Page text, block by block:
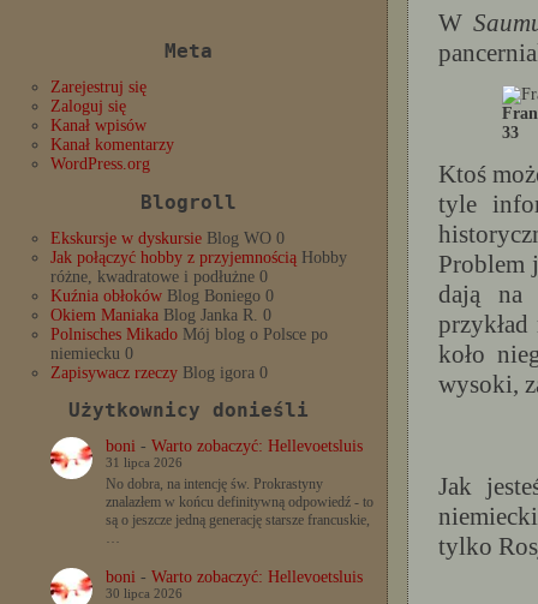
Meta
Zarejestruj się
Zaloguj się
Kanał wpisów
Kanał komentarzy
WordPress.org
Blogroll
Ekskursje w dyskursie Blog WO 0
Jak połączyć hobby z przyjemnością Hobby
różne, kwadratowe i podłużne 0
Kuźnia obłoków Blog Boniego 0
Okiem Maniaka Blog Janka R. 0
Polnisches Mikado Mój blog o Polsce po
niemiecku 0
Zapisywacz rzeczy Blog igora 0
Użytkownicy donieśli
boni- Warto zobaczyć: Hellevoetsluis
31 lipca 2026
No dobra, na intencję św. Prokrastyny
znalazłem w końcu definitywną odpowiedź - to
są o jeszcze jedną generację starsze francuskie,
…
boni- Warto zobaczyć: Hellevoetsluis
30 lipca 2026
W
33
Ktoś
tyle
Problem
dają na
koło
wysoki,
Jak
tylko